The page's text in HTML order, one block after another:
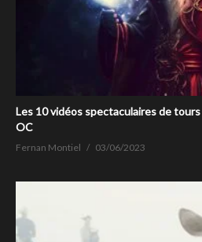
Les 10 vidéos spectaculaires de
OC
Fernan Montiel 03/06/2023